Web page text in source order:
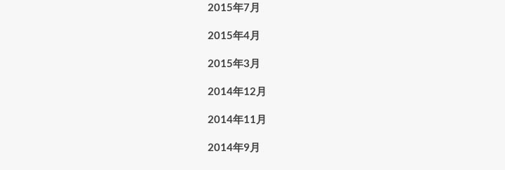
2015年7月
2015年4月
2015年3月
2014年12月
2014年11月
2014年9月